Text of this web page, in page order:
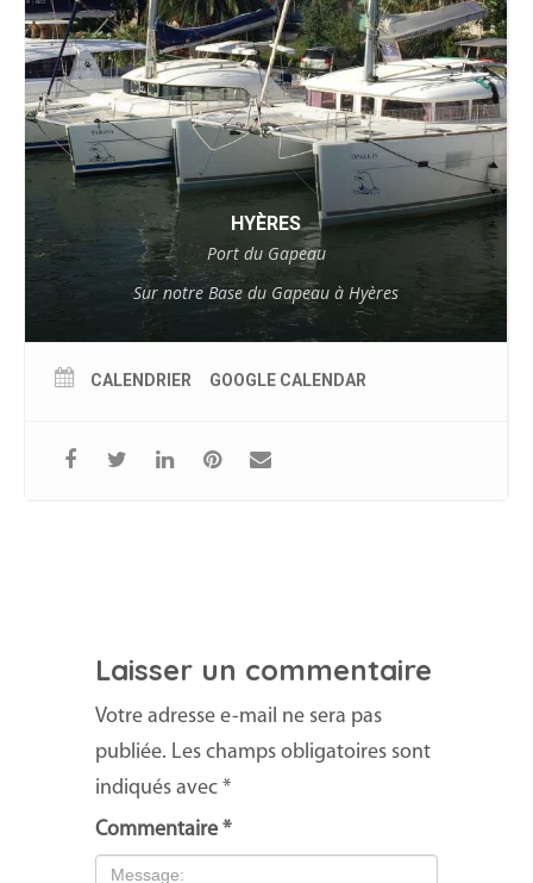
HYÈRES
Port du Gapeau
Sur notre Base du Gapeau à Hyères
CALENDRIER GOOGLE CALENDAR
Laisser un commentaire
Votre adresse e-mail ne sera pas
publiée. Les champs obligatoires sont
indiqués avec *
Commentaire *